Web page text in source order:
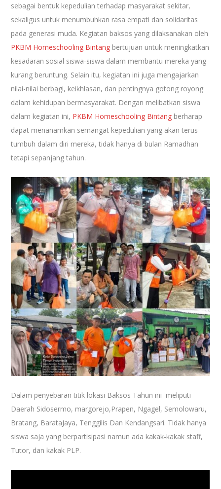
sebagai bentuk kepedulian terhadap masyarakat sekitar,
sekaligus untuk menumbuhkan rasa empati dan solidaritas
pada generasi muda. Kegiatan baksos yang dilaksanakan oleh
PKBM Homeschooling Bintang bertujuan untuk meningkatkan
kesadaran sosial siswa-siswa dalam membantu mereka yang
kurang beruntung. Selain itu, kegiatan ini juga mengajarkan
nilai-nilai berbagi, keikhlasan, dan pentingnya gotong royong
dalam kehidupan bermasyarakat. Dengan melibatkan siswa
dalam kegiatan ini, PKBM Homeschooling Bintang berharap
dapat menanamkan semangat kepedulian yang akan terus
tumbuh dalam diri mereka, tidak hanya di bulan Ramadhan
tetapi sepanjang tahun.
Dalam penyebaran titik lokasi Baksos Tahun ini meliputi
Daerah Sidosermo, margorejo,Prapen, Ngagel, Semolowaru,
Bratang, BarataJaya, Tenggilis Dan Kendangsari. Tidak hanya
siswa saja yang berpartisipasi namun ada kakak-kakak staff,
Tutor, dan kakak PLP.